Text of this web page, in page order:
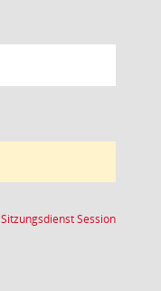
SitzungsdienstSession(Wird in